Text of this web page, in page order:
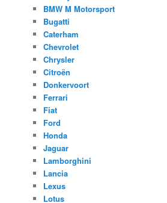
BMW M Motorsport
Bugatti
Caterham
Chevrolet
Chrysler
Citroën
Donkervoort
Ferrari
Fiat
Ford
Honda
Jaguar
Lamborghini
Lancia
Lexus
Lotus